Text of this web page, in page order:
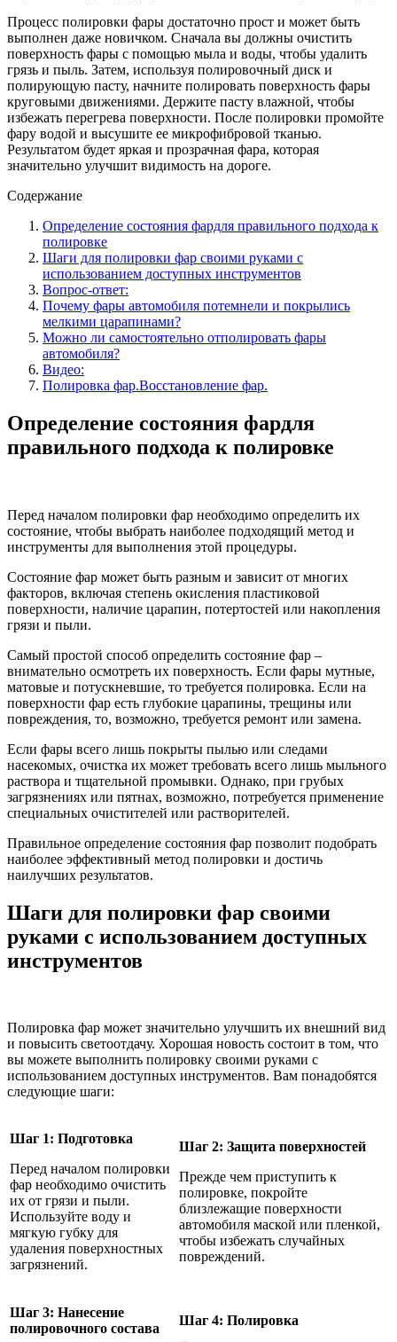
Процесс полировки фары достаточно прост и может быть
выполнен даже новичком. Сначала вы должны очистить
поверхность фары с помощью мыла и воды, чтобы удалить
грязь и пыль. Затем, используя полировочный диск и
полирующую пасту, начните полировать поверхность фары
круговыми движениями. Держите пасту влажной, чтобы
избежать перегрева поверхности. После полировки промойте
фару водой и высушите ее микрофибровой тканью.
Результатом будет яркая и прозрачная фара, которая
значительно улучшит видимость на дороге.
Содержание
Определение состояния фардля правильного подхода к
полировке
Шаги для полировки фар своими руками с
использованием доступных инструментов
Вопрос-ответ:
Почему фары автомобиля потемнели и покрылись
мелкими царапинами?
Можно ли самостоятельно отполировать фары
автомобиля?
Видео:
Полировка фар.Восстановление фар.
Определение состояния фардля
правильного подхода к полировке
Перед началом полировки фар необходимо определить их
состояние, чтобы выбрать наиболее подходящий метод и
инструменты для выполнения этой процедуры.
Состояние фар может быть разным и зависит от многих
факторов, включая степень окисления пластиковой
поверхности, наличие царапин, потертостей или накопления
грязи и пыли.
Самый простой способ определить состояние фар –
внимательно осмотреть их поверхность. Если фары мутные,
матовые и потускневшие, то требуется полировка. Если на
поверхности фар есть глубокие царапины, трещины или
повреждения, то, возможно, требуется ремонт или замена.
Если фары всего лишь покрыты пылью или следами
насекомых, очистка их может требовать всего лишь мыльного
раствора и тщательной промывки. Однако, при грубых
загрязнениях или пятнах, возможно, потребуется применение
специальных очистителей или растворителей.
Правильное определение состояния фар позволит подобрать
наиболее эффективный метод полировки и достичь
наилучших результатов.
Шаги для полировки фар своими
руками с использованием доступных
инструментов
Полировка фар может значительно улучшить их внешний вид
и повысить светоотдачу. Хорошая новость состоит в том, что
вы можете выполнить полировку своими руками с
использованием доступных инструментов. Вам понадобятся
следующие шаги:
Шаг 1: Подготовка
Перед началом полировки
фар необходимо очистить
их от грязи и пыли.
Используйте воду и
мягкую губку для
удаления поверхностных
загрязнений.
Шаг 2: Защита поверхностей
Прежде чем приступить к
полировке, покройте
близлежащие поверхности
автомобиля маской или пленкой,
чтобы избежать случайных
повреждений.
Шаг 3: Нанесение
полировочного состава
Шаг 4: Полировка